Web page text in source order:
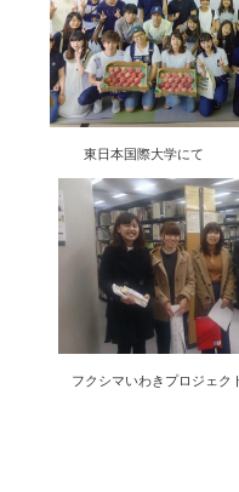
東日本国際大学にて
フクシマいわきプロジェク